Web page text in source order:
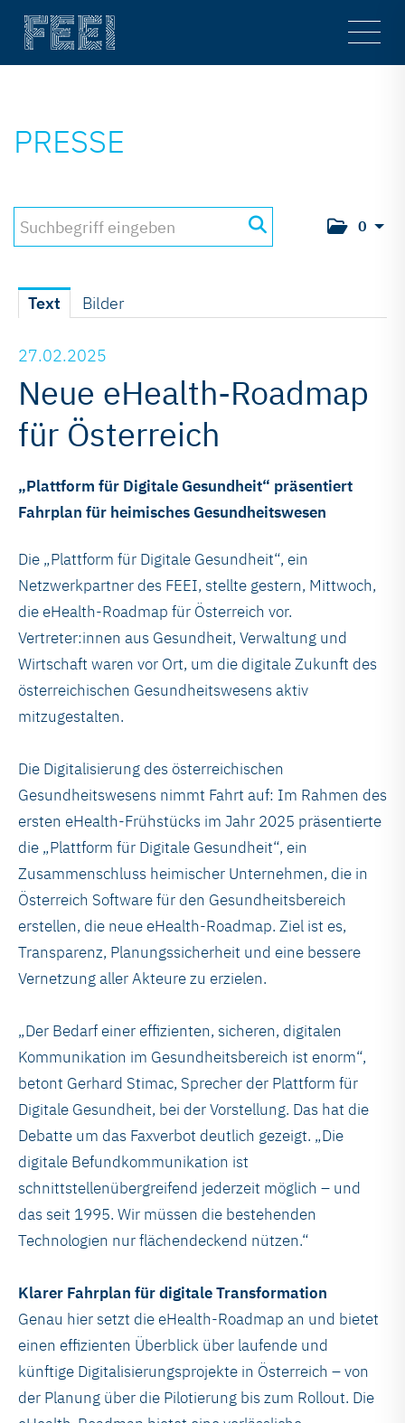
Main
PRESSE
0
Text Bilder
27.02.2025
Neue eHealth-Roadmap
für Österreich
„Plattform für Digitale Gesundheit“ präsentiert
Fahrplan für heimisches Gesundheitswesen
Die „Plattform für Digitale Gesundheit“, ein
Netzwerkpartner des FEEI, stellte gestern, Mittwoch,
die eHealth-Roadmap für Österreich vor.
Vertreter:innen aus Gesundheit, Verwaltung und
Wirtschaft waren vor Ort, um die digitale Zukunft des
österreichischen Gesundheitswesens aktiv
mitzugestalten.
Die Digitalisierung des österreichischen
Gesundheitswesens nimmt Fahrt auf: Im Rahmen des
ersten eHealth-Frühstücks im Jahr 2025 präsentierte
die „Plattform für Digitale Gesundheit“, ein
Zusammenschluss heimischer Unternehmen, die in
Österreich Software für den Gesundheitsbereich
erstellen, die neue eHealth-Roadmap. Ziel ist es,
Transparenz, Planungssicherheit und eine bessere
Vernetzung aller Akteure zu erzielen.
„Der Bedarf einer effizienten, sicheren, digitalen
Kommunikation im Gesundheitsbereich ist enorm“,
betont Gerhard Stimac, Sprecher der Plattform für
Digitale Gesundheit, bei der Vorstellung. Das hat die
Debatte um das Faxverbot deutlich gezeigt. „Die
digitale Befundkommunikation ist
schnittstellenübergreifend jederzeit möglich – und
das seit 1995. Wir müssen die bestehenden
Technologien nur flächendeckend nützen.“
Klarer Fahrplan für digitale Transformation
Genau hier setzt die eHealth-Roadmap an und bietet
einen effizienten Überblick über laufende und
künftige Digitalisierungsprojekte in Österreich – von
der Planung über die Pilotierung bis zum Rollout. Die